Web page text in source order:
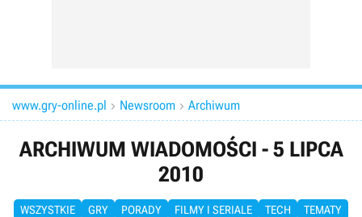
www.gry-online.pl  Newsroom  Archiwum
ARCHIWUM WIADOMOŚCI - 5 LIPCA
2010
WSZYSTKIE GRY PORADY FILMY I SERIALE TECH TEMATY